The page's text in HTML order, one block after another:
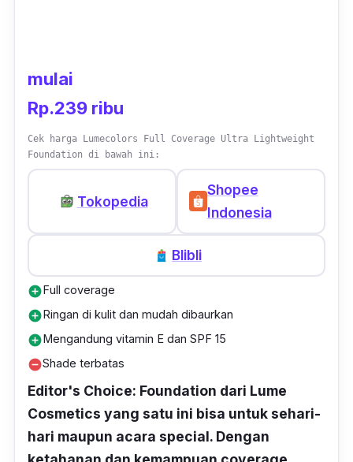
mulai
Rp.239 ribu
Cek harga Lumecolors Full Coverage Ultra Lightweight
Foundation di bawah ini:
Tokopedia
Shopee
Indonesia
Blibli
add_circleFull coverage
add_circleRingan di kulit dan mudah dibaurkan
add_circleMengandung vitamin E dan SPF 15
remove_circleShade terbatas
Editor's Choice: Foundation dari Lume
Cosmetics yang satu ini bisa untuk sehari-
hari maupun acara special. Dengan